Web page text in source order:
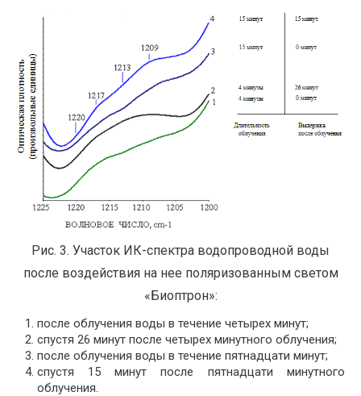
Рис. 3. Участок ИК-спектра водопроводной воды
после воздействия на нее поляризованным светом
«Биоптрон»:
после облучения воды в течение четырех минут;
спустя 26 минут после четырех минутного облучения;
после облучения воды в течение пятнадцати минут;
спустя 15 минут после пятнадцати минутного
облучения.